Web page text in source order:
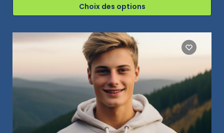
Choix des options